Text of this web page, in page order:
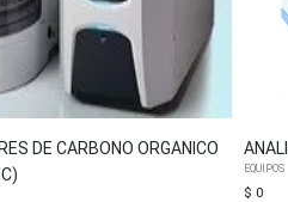
DE CARBONO ORGANICO
EQUIPOS
$ 0